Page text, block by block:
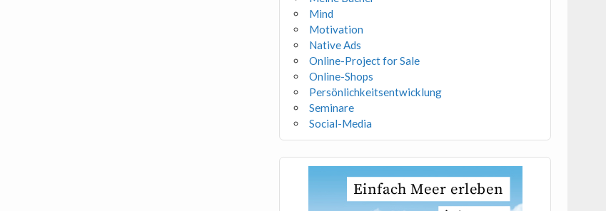
Mind
Motivation
Native Ads
Online-Project for Sale
Online-Shops
Persönlichkeitsentwicklung
Seminare
Social-Media